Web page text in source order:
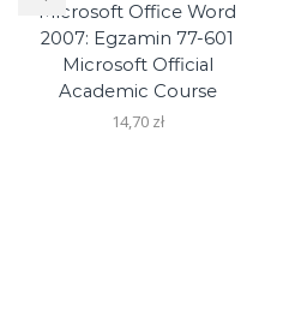
Microsoft Office Word
2007: Egzamin 77-601
Microsoft Official
Academic Course
14,70 zł